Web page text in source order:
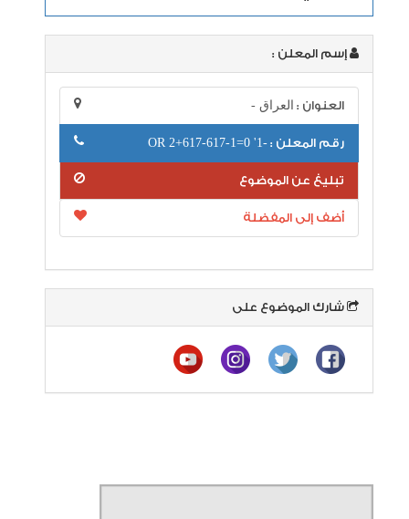
إسم المعلن :
العنوان :العراق -
رقم المعلن :-1' OR 2+617-617-1=0
تبليغ عن الموضوع
أضف إلى المفضلة
شارك الموضوع على